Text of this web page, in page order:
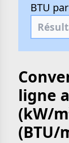
BTU
ligne
(kW/
(BTU/